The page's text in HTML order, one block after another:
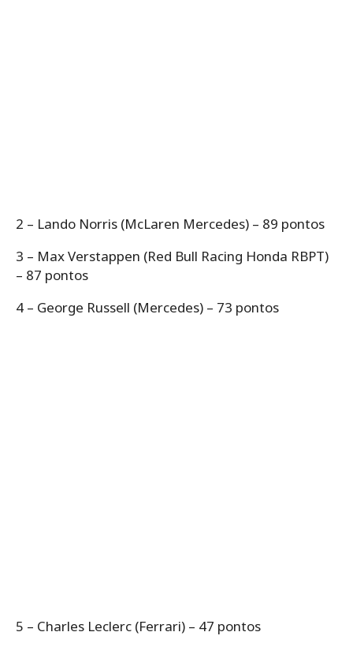
2 – Lando Norris (McLaren Mercedes) – 89 pontos
3 – Max Verstappen (Red Bull Racing Honda RBPT)
– 87 pontos
4 – George Russell (Mercedes) – 73 pontos
5 – Charles Leclerc (Ferrari) – 47 pontos